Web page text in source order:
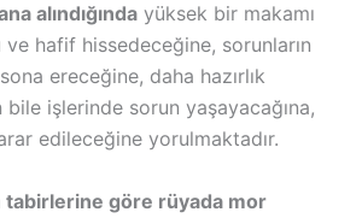
alındığındayüksek bir makamı
ve hafif hissedeceğine, sorunların
ereceğine, daha hazırlık
bile işlerinde sorun yaşayacağına,
edileceğine yorulmaktadır.
tabirlerine göre rüyada mor